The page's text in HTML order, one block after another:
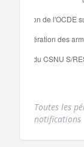
Toutes les
notifications